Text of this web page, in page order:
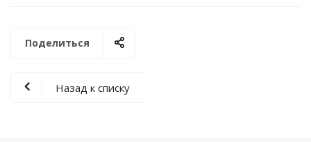
Поделиться
Назад к списку